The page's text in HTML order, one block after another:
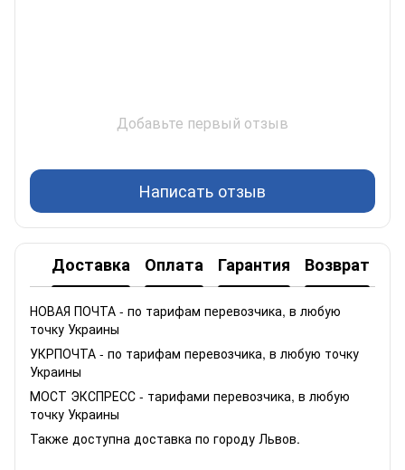
Добавьте первый отзыв
Написать отзыв
Доставка Оплата Гарантия Возврат
НОВАЯ ПОЧТА - по тарифам перевозчика, в любую
точку Украины
УКРПОЧТА - по тарифам перевозчика, в любую точку
Украины
МОСТ ЭКСПРЕСС - тарифами перевозчика, в любую
точку Украины
Также доступна доставка по городу Львов.